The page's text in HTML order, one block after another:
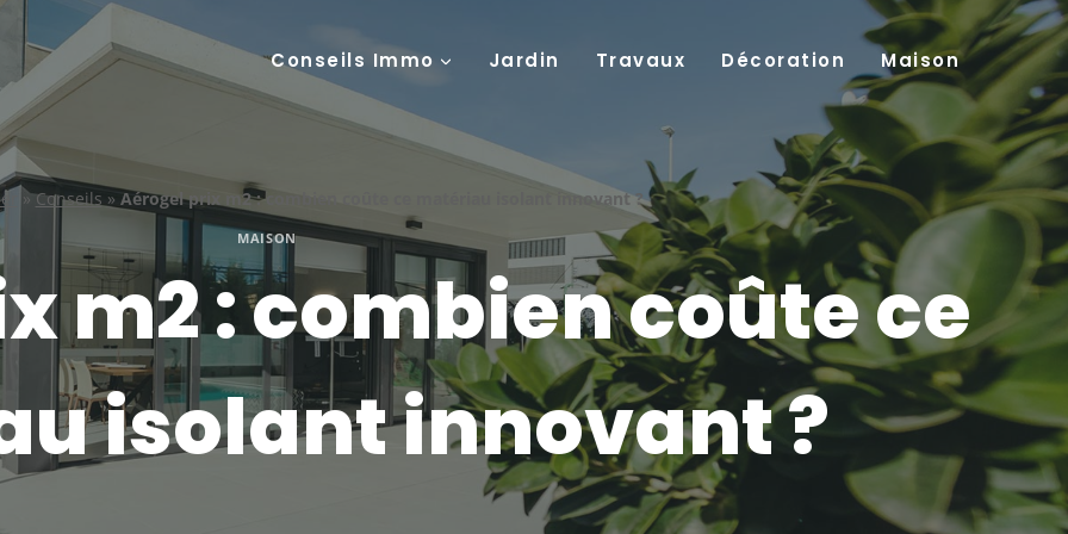
Conseils Immo Jardin Travaux Décoration Maison
»Conseils » Aérogel prix m2 : combien coûte ce matériau isolant innovant ?
MAISON
m2 : combien coûte ce
isolant innovant ?